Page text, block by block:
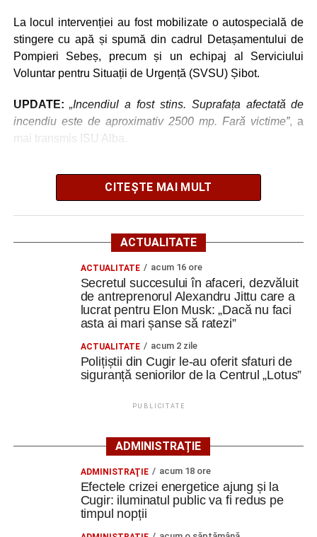
Cum și-a construit un informatician din Cugir propria
mașină solară. Vehiculul a ajuns și la o expoziție din
Berlin
Cugir și-au perfecționat competențele prin
mobilități Erasmus+ în Croația
Elon Musk: „Dacă nu faci asta ai mari șanse să
ratezi”
WhatsApp Twitter
La locul intervenției au fost mobilizate o autospecială de
stingere cu apă și spumă din cadrul Detașamentului de
Pompieri Sebeș, precum și un echipaj al Serviciului
Voluntar pentru Situații de Urgență (SVSU) Șibot.
UPDATE: „Incendiul a fost stins. Suprafața afectată de
incendiu este de aproximativ 2500 mp. Fară victime”, a
mai transmis ISU Alba.
Adaugă cugirinfo.ro ca sursă
preferată pe Google
Ultimele știri din Cugir
Cum și-a construit un informatician din Cugir propria
mașină solară. Vehiculul a ajuns și la o expoziție din
Trei profesori ai Colegiului Național „David Prodan”
Cugir și-au perfecționat competențele prin
Elon Musk: „Dacă nu faci asta ai mari șanse să
Messenger WhatsApp Twitter Email
CITEȘTE MAI MULT
ACTUALITATE
ACTUALITATE acum 16 ore
Secretul succesului în afaceri, dezvăluit
de antreprenorul Alexandru Jittu care a
lucrat pentru Elon Musk: „Dacă nu faci
asta ai mari șanse să ratezi”
ACTUALITATE acum 2 zile
Polițiștii din Cugir le-au oferit sfaturi de
siguranță seniorilor de la Centrul „Lotus”
PUBLICITATE
ADMINISTRAȚIE
ADMINISTRAŢIE acum 18 ore
Efectele crizei energetice ajung și la
Cugir: iluminatul public va fi redus pe
timpul nopții